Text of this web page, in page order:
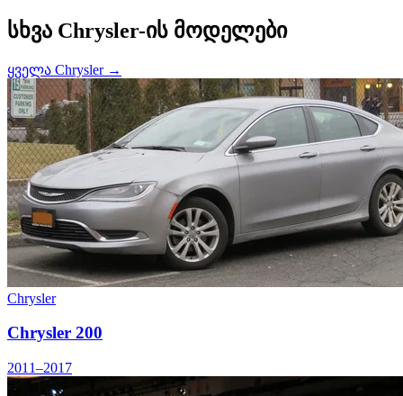
სხვა Chrysler-ის მოდელები
ყველა Chrysler →
Chrysler
Chrysler 200
2011–2017